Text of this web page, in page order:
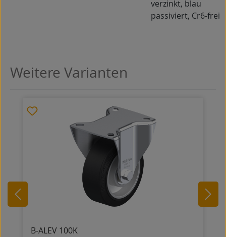
verzinkt, blau
passiviert, Cr6-frei
Produktgalerie überspringen
Weitere Varianten
B-ALEV 100K